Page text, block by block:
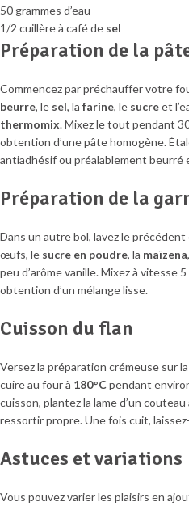
50 grammes d’eau
1/2 cuillère à café de sel
Préparation de la
Commencez par préchauffer votre
beurre, le sel, la farine, le sucreet
thermomix. Mixez le tout pendant
obtention d’une pâte homogène.
antiadhésif ou préalablement beurré
Préparation de la
Dans un autre bol, lavez le
œufs, le sucre en poudre, la maïzena
peu d’arôme vanille. Mixez à vitesse
obtention d’un mélange lisse.
Cuisson du flan
Versez la préparation crémeuse sur
cuire au four à 180°Cpendant
cuisson, plantez la lame d’un
ressortir propre. Une fois cuit,
Astuces et variations
Vous pouvez varier les plaisirs en